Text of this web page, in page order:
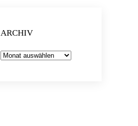
ARCHIV
Archiv